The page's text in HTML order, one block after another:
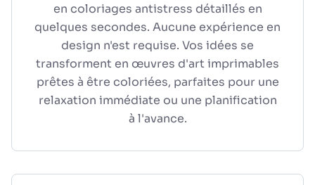
en coloriages antistress détaillés en
quelques secondes. Aucune expérience en
design n'est requise. Vos idées se
transforment en œuvres d'art imprimables
prêtes à être coloriées, parfaites pour une
relaxation immédiate ou une planification
à l'avance.